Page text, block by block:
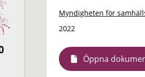
Myndigheten för
2022
Öppna